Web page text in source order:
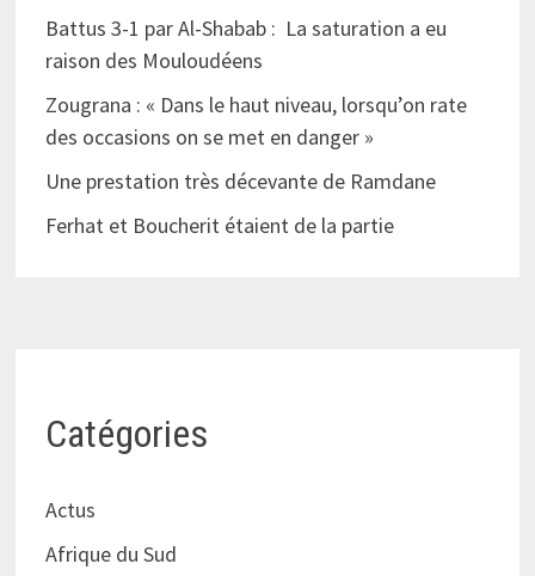
Battus 3-1 par Al-Shabab : La saturation a eu
raison des Mouloudéens
Zougrana : « Dans le haut niveau, lorsqu’on rate
des occasions on se met en danger »
Une prestation très décevante de Ramdane
Ferhat et Boucherit étaient de la partie
Catégories
Actus
Afrique du Sud